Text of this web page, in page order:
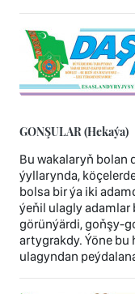
GONŞULAR (Hekaýa)
Bu wakalaryň
ýyllarynda,
bolsa bir ýa iki
ýeňil ulagly adamlar
görünýärdi, goňşy-
artygrakdy. Ýöne
ulagyndan